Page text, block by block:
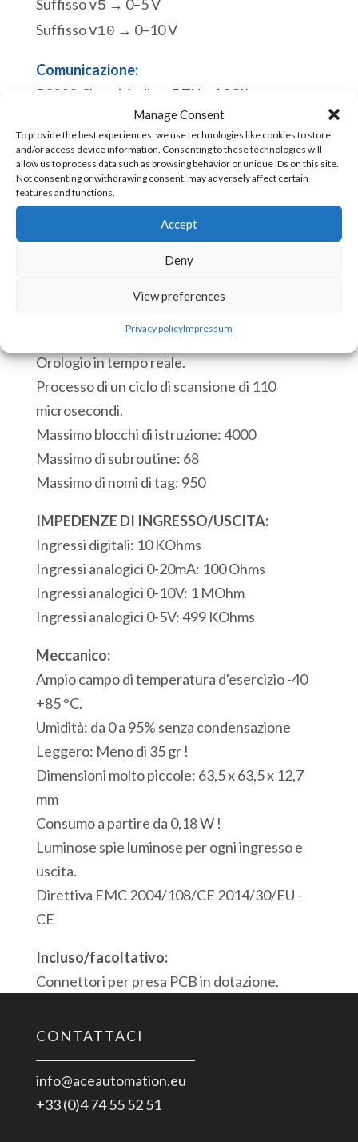
Manage Consent
To provide the best experiences, we use technologies like cookies to store
and/or access device information. Consenting to these technologies will
allow us to process data such as browsing behavior or unique IDs on this site.
Not consenting or withdrawing consent, may adversely affect certain
features and functions.
Accept
Deny
View preferences
Privacy policyImpressum
Suffissov5 → 0–5 V
Suffissov10 → 0–10 V
Comunicazione:
RS232. Slave Modbus RTU o ASCII.
Porta di programmazione Micro USB. Slave
Modbus RTU.
Disponibile
eACE
Stampati
3
Ingressi
Analogici
1
Porta
RS232
Modbus/ASCII
1
Porta
USB
Modbus
quantità
Aggiungi al carrello
Orologio in tempo reale.
Processo di un ciclo di scansione di 110
microsecondi.
Massimo blocchi di istruzione: 4000
Massimo di subroutine: 68
Massimo di nomi di tag: 950
IMPEDENZE DI INGRESSO/USCITA:
Ingressi digitali: 10 KOhms
Ingressi analogici 0-20mA: 100 Ohms
Ingressi analogici 0-10V: 1 MOhm
Ingressi analogici 0-5V: 499 KOhms
Meccanico:
Ampio campo di temperatura d'esercizio -40
+85 °C.
Umidità: da 0 a 95% senza condensazione
Leggero: Meno di 35 gr !
Dimensioni molto piccole: 63,5 x 63,5 x 12,7
mm
Consumo a partire da 0,18 W !
Luminose spie luminose per ogni ingresso e
uscita.
Direttiva EMC 2004/108/CE 2014/30/EU -
CE
Incluso/facoltativo:
Connettori per presa PCB in dotazione.
CONTATTACI
info@aceautomation.eu
+33 (0)4 74 55 52 51